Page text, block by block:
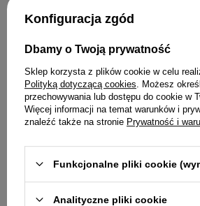
Platforma Wibracyjna
Bluetooth Głośniki
235,89 zł
Konfiguracja zgód
Dbamy o Twoją prywatność
Sklep korzysta z plików cookie w celu
Polityką dotyczącą cookies . Możesz
przechowywania lub dostępu do cookie w
Więcej informacji na temat warunków i
znaleźć także na stronie Prywatność i
Funkcjonalne pliki cookie
Analityczne pliki cookie